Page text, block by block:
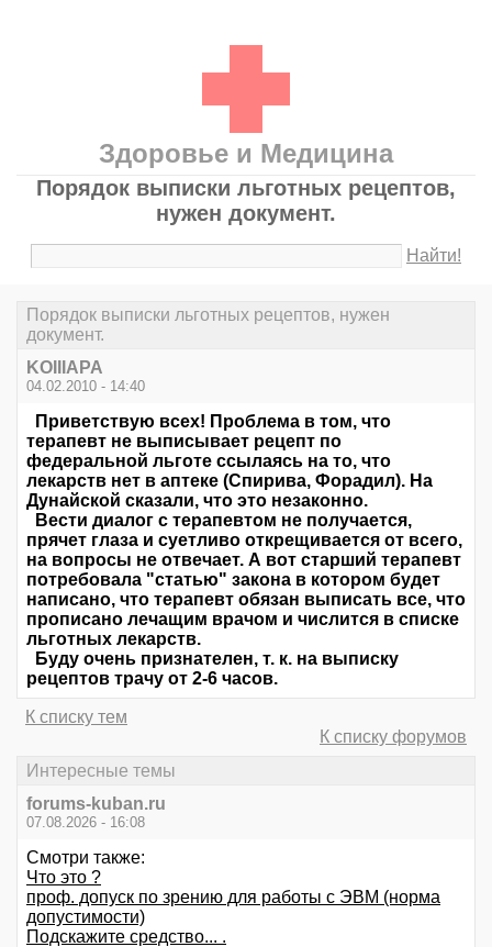
Здоровье и Медицина
Порядок выписки льготных рецептов,
нужен документ.
Найти!
Порядок выписки льготных рецептов, нужен
документ.
KOIIIAPA
04.02.2010 - 14:40
Приветствую всех! Проблема в том, что
терапевт не выписывает рецепт по
федеральной льготе ссылаясь на то, что
лекарств нет в аптеке (Спирива, Форадил). На
Дунайской сказали, что это незаконно.
Вести диалог с терапевтом не получается,
прячет глаза и суетливо открещивается от всего,
на вопросы не отвечает. А вот старший терапевт
потребовала "статью" закона в котором будет
написано, что терапевт обязан выписать все, что
прописано лечащим врачом и числится в списке
льготных лекарств.
Буду очень признателен, т. к. на выписку
рецептов трачу от 2-6 часов.
К списку тем
К списку форумов
Интересные темы
forums-kuban.ru
07.08.2026 - 16:08
Смотри также:
Что это ?
проф. допуск по зрению для работы с ЭВМ (норма
допустимости)
Подскажите средство... .